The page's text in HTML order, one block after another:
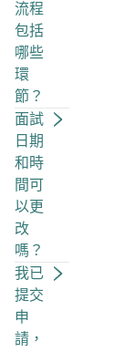
流程
包括
哪些
環
節？
面試
日期
和時
間可
以更
改
嗎？
我已
提交
申
請，